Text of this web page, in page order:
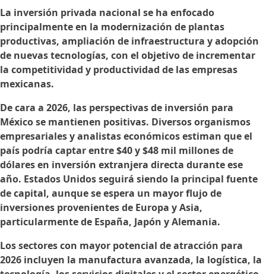
La inversión privada nacional se ha enfocado
principalmente en la modernización de plantas
productivas, ampliación de infraestructura y adopción
de nuevas tecnologías, con el objetivo de incrementar
la competitividad y productividad de las empresas
mexicanas.
De cara a 2026, las perspectivas de inversión para
México se mantienen positivas. Diversos organismos
empresariales y analistas económicos estiman que el
país podría captar entre $40 y $48 mil millones de
dólares en inversión extranjera directa durante ese
año. Estados Unidos seguirá siendo la principal fuente
de capital, aunque se espera un mayor flujo de
inversiones provenientes de Europa y Asia,
particularmente de España, Japón y Alemania.
Los sectores con mayor potencial de atracción para
2026 incluyen la manufactura avanzada, la logística, la